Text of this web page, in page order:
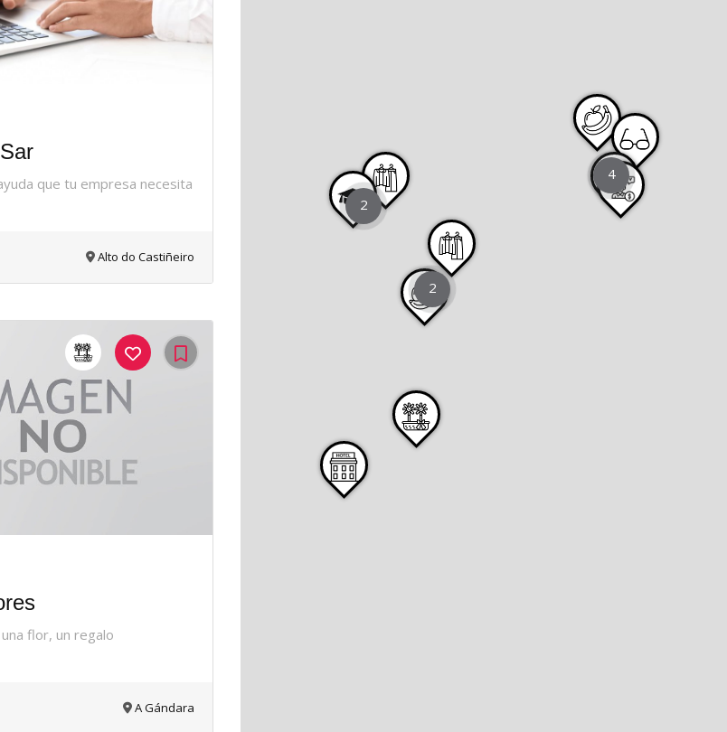
4
2
2
que tu empresa necesita
Alto do Castiñeiro
42Me
Gusta
flor, un regalo
A Gándara